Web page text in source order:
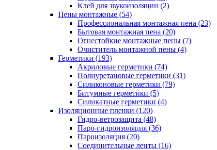
Клей для звукоизоляции (2)
Пены монтажные (54)
Профессиональная монтажная пена (23)
Бытовая монтажная пена (20)
Огнестойкие монтажные пены (7)
Очиститель монтажной пены (4)
Герметики (193)
Акриловые герметики (74)
Полиуретановые герметики (31)
Силиконовые герметики (79)
Битумные герметики (5)
Силикатные герметики (4)
Изоляционные пленки (120)
Гидро-ветрозащита (48)
Паро-гидроизоляция (36)
Пароизоляция (20)
Соединительные ленты (16)